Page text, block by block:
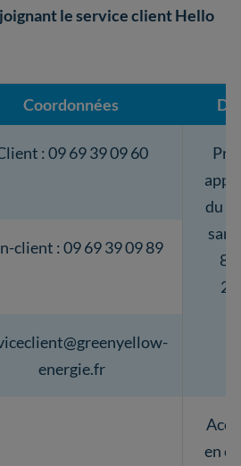
le service client Hello
Coordonnées
: 09 69 39 09 60
du
client : 09 69 39 09 89
energie.fr
en